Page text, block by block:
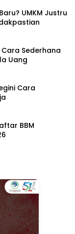
UMKM Justru
Cara Sederhana
Uang
Cara
BBM